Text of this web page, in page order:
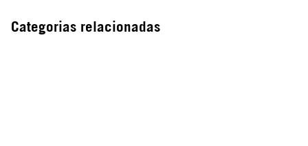
Categorias relacionadas